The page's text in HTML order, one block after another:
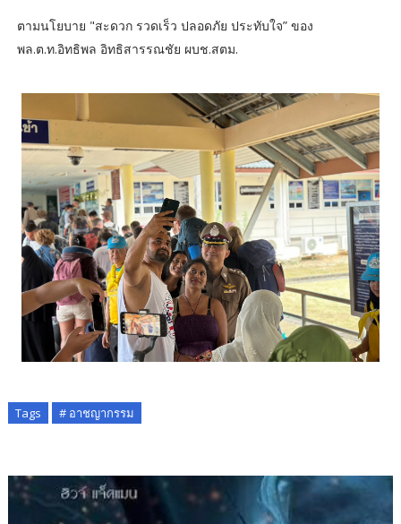
ตามนโยบาย "สะดวก รวดเร็ว ปลอดภัย ประทับใจ” ของ
พล.ต.ท.อิทธิพล อิทธิสารรณชัย ผบช.สตม.
Tags # อาชญากรรม